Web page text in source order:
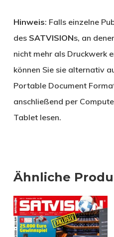
Hinweis: Falls einzelne
des SATVISIONs, an
nicht mehr als Druckwerk
können Sie sie alternativ
Portable Document
anschließend per
Tablet lesen.
Ähnliche